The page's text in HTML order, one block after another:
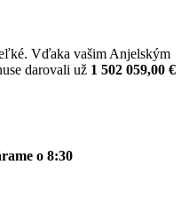
Vďaka vašim Anjelským
darovali už 1 502 059,00 €
o 8:30